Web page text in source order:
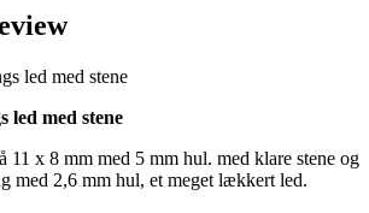
led med stene
11 x 8 mm med 5 mm hul. med klare stene og
med 2,6 mm hul, et meget lækkert led.